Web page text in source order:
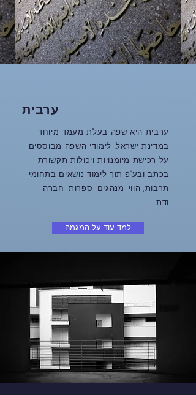
ערבית
ערבית היא שפה בעלת מעמד מיוחד
במדינת ישראל. לימודי השפה מבוססים
על רכישת מיומנויות ויכולות תקשורת
בכתב ובע"פ תוך לימוד נושאים בתחומי
תרבות, הווי, מנהגים, ספרות, חברה
ודת.
למד עוד על המגמה